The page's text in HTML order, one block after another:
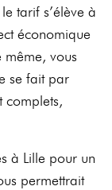
tarif s’élève à
économique
même, vous
se fait par
complets,
à Lille pour un
permettrait